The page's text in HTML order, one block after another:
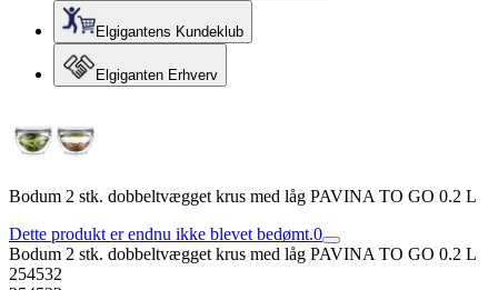
Elgigantens Kundeklub
Elgiganten Erhverv
Bodum 2 stk. dobbeltvægget krus med låg PAVINA TO GO 0.2 L
Dette produkt er endnu ikke blevet bedømt.0
Bodum 2 stk. dobbeltvægget krus med låg PAVINA TO GO 0.2 L
254532